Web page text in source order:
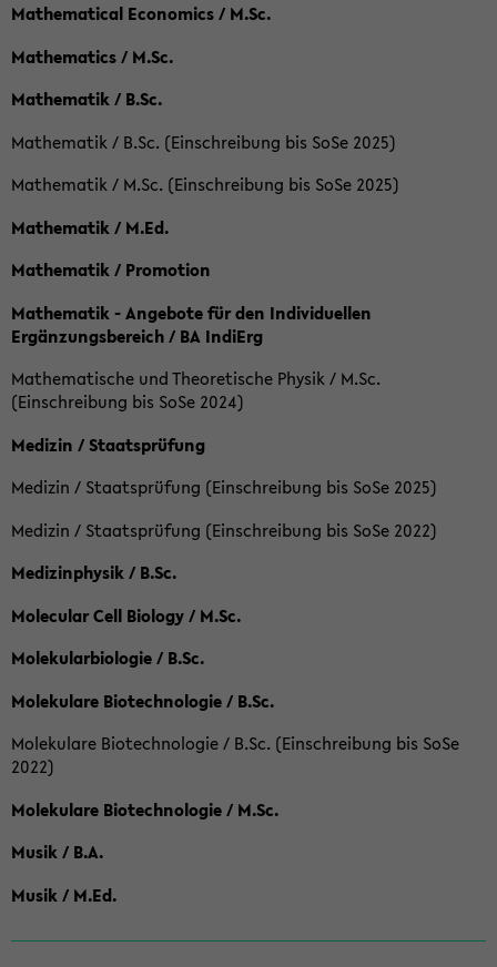
Mathematical Economics / M.Sc.
Mathematics / M.Sc.
Mathematik / B.Sc.
Mathematik / B.Sc. (Einschreibung bis SoSe 2025)
Mathematik / M.Sc. (Einschreibung bis SoSe 2025)
Mathematik / M.Ed.
Mathematik / Promotion
Mathematik - Angebote für den Individuellen
Ergänzungsbereich / BA IndiErg
Mathematische und Theoretische Physik / M.Sc.
(Einschreibung bis SoSe 2024)
Medizin / Staatsprüfung
Medizin / Staatsprüfung (Einschreibung bis SoSe 2025)
Medizin / Staatsprüfung (Einschreibung bis SoSe 2022)
Medizinphysik / B.Sc.
Molecular Cell Biology / M.Sc.
Molekularbiologie / B.Sc.
Molekulare Biotechnologie / B.Sc.
Molekulare Biotechnologie / B.Sc. (Einschreibung bis SoSe
2022)
Molekulare Biotechnologie / M.Sc.
Musik / B.A.
Musik / M.Ed.